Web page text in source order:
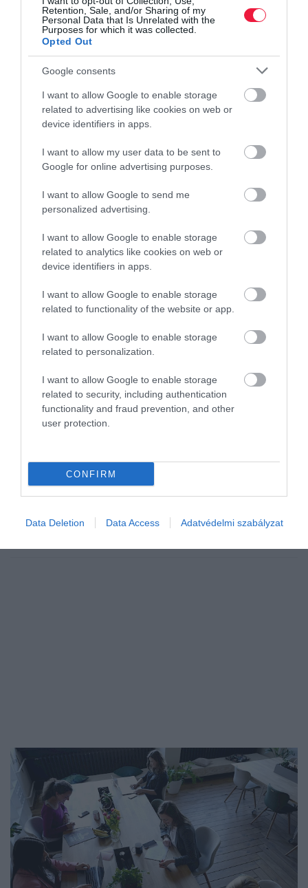
Retention, Sale, and/or Sharing of my
Personal Data that Is Unrelated with the
Purposes for which it was collected.
Opted Out
Google consents
I want to allow Google to enable storage
related to advertising like cookies on web or
device identifiers in apps.
I want to allow my user data to be sent to
Google for online advertising purposes.
I want to allow Google to send me
personalized advertising.
I want to allow Google to enable storage
related to analytics like cookies on web or
device identifiers in apps.
I want to allow Google to enable storage
related to functionality of the website or app.
I want to allow Google to enable storage
related to personalization.
I want to allow Google to enable storage
related to security, including authentication
functionality and fraud prevention, and other
user protection.
CONFIRM
Data Deletion Data Access Adatvédelmi szabályzat
ellenzői
Az ügyészség vádat emelt és végrehajtandó börtönbüntetések
vezetőjével és négy beosztottjával szemben, akiket a Nemzeti